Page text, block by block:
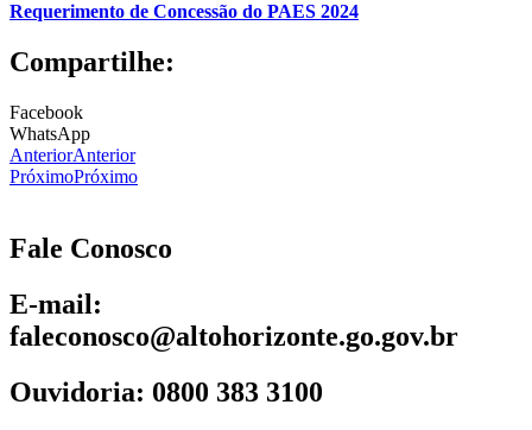
Requerimento de Concessão do PAES 2024
Compartilhe:
Facebook
WhatsApp
AnteriorAnterior
PróximoPróximo
Fale Conosco
E-mail:
faleconosco@altohorizonte.go.gov.br
Ouvidoria: 0800 383 3100